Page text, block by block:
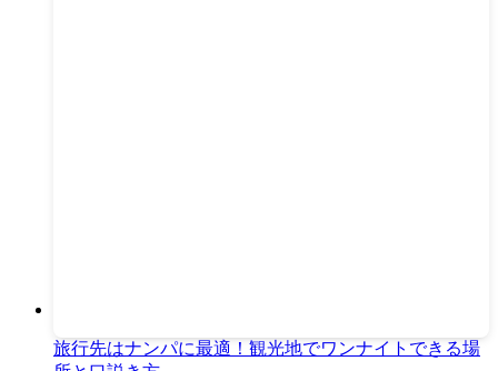
旅行先はナンパに最適！観光地でワンナイトできる場